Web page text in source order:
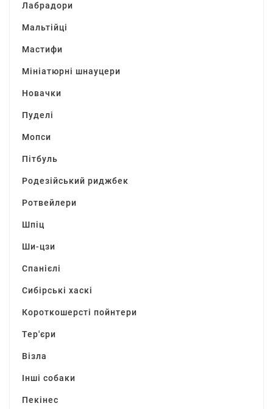
Лабрадори
Мальтійці
Мастифи
Мініатюрні шнауцери
Новачки
Пуделі
Мопси
Пітбуль
Родезійський риджбек
Ротвейлери
Шпіц
Ши-цзи
Спанієлі
Сибірські хаскі
Короткошерсті пойнтери
Тер'єри
Візла
Інші собаки
Пекінес